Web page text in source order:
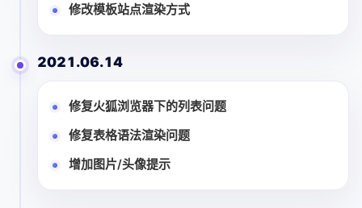
修改模板站点渲染方式
2021.06.14
修复火狐浏览器下的列表问题
修复表格语法渲染问题
增加图片/头像提示